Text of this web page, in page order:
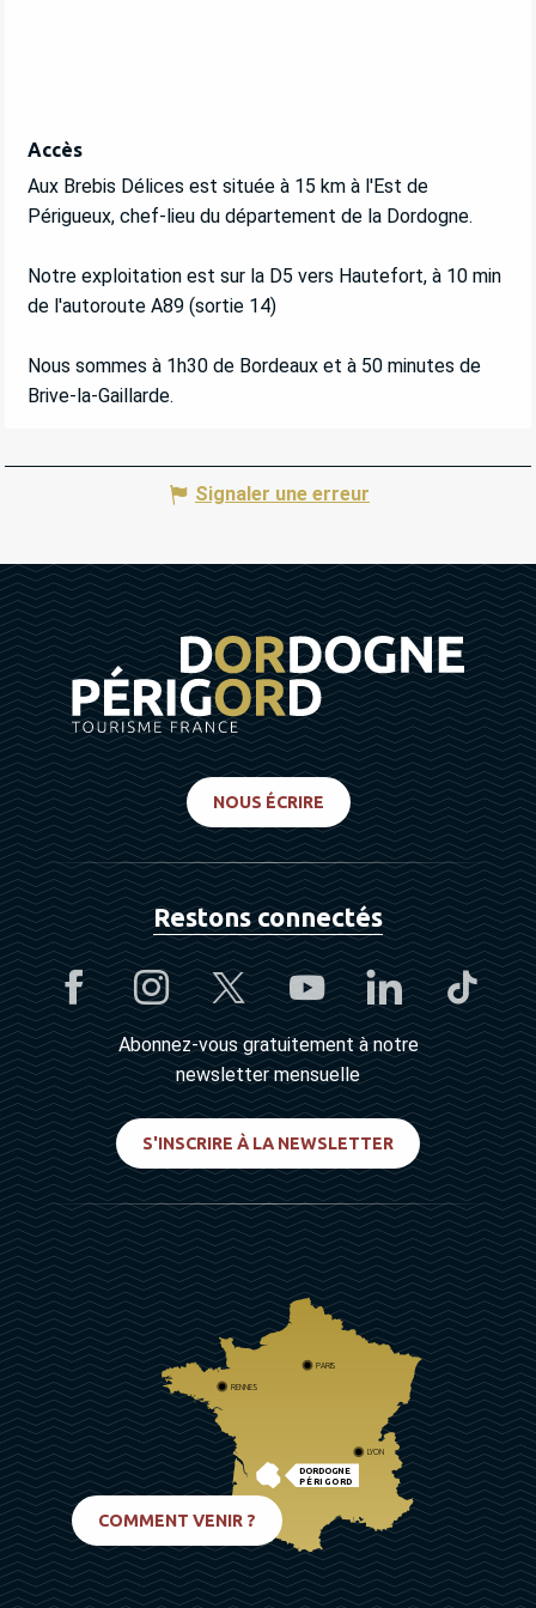
Accès
Accès
Aux Brebis Délices est située à 15 km à l'Est de
Périgueux, chef-lieu du département de la Dordogne.
Notre exploitation est sur la D5 vers Hautefort, à 10 min
de l'autoroute A89 (sortie 14)
Nous sommes à 1h30 de Bordeaux et à 50 minutes de
Brive-la-Gaillarde.
Signaler une erreur
NOUS ÉCRIRE
Restons connectés
Abonnez-vous gratuitement à notre
newsletter mensuelle
S'INSCRIRE À LA NEWSLETTER
DORDOGNE
PÉRIGORD
PARIS
RENNES
LYON
COMMENT VENIR ?